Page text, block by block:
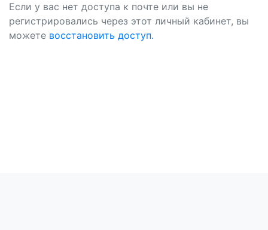
Если у вас нет доступа к почте или вы не
регистрировались через этот личный кабинет, вы
можете восстановить доступ.